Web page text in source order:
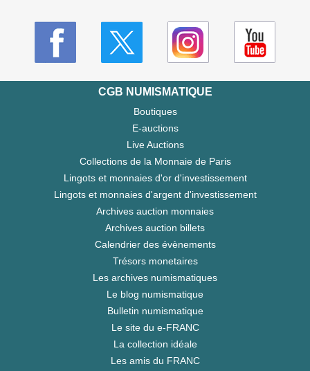
CGB NUMISMATIQUE
Boutiques
E-auctions
Live Auctions
Collections de la Monnaie de Paris
Lingots et monnaies d'or d'investissement
Lingots et monnaies d'argent d'investissement
Archives auction monnaies
Archives auction billets
Calendrier des évènements
Trésors monetaires
Les archives numismatiques
Le blog numismatique
Bulletin numismatique
Le site du e-FRANC
La collection idéale
Les amis du FRANC